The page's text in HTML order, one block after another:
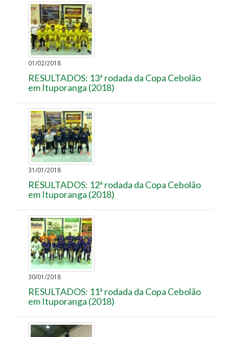
01/02/2018
RESULTADOS: 13ª rodada da Copa Cebolão
em Ituporanga (2018)
31/01/2018
RESULTADOS: 12ª rodada da Copa Cebolão
em Ituporanga (2018)
30/01/2018
RESULTADOS: 11ª rodada da Copa Cebolão
em Ituporanga (2018)